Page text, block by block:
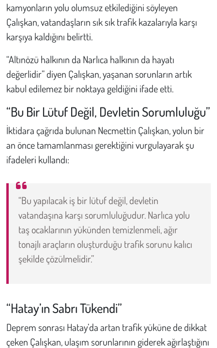
kamyonların yolu olumsuz etkilediğini söyleyen
Çalışkan, vatandaşların sık sık trafik kazalarıyla karşı
karşıya kaldığını belirtti.
“Altınözü halkının da Narlıca halkının da hayatı
değerlidir” diyen Çalışkan, yaşanan sorunların artık
kabul edilemez bir noktaya geldiğini ifade etti.
“Bu Bir Lütuf Değil, Devletin Sorumluluğu”
İktidara çağrıda bulunan Necmettin Çalışkan, yolun bir
an önce tamamlanması gerektiğini vurgulayarak şu
ifadeleri kullandı:
“Bu yapılacak iş bir lütuf değil, devletin
vatandaşına karşı sorumluluğudur. Narlıca yolu
taş ocaklarının yükünden temizlenmeli, ağır
tonajlı araçların oluşturduğu trafik sorunu kalıcı
şekilde çözülmelidir.”
“Hatay’ın Sabrı Tükendi”
Deprem sonrası Hatay’da artan trafik yüküne de dikkat
çeken Çalışkan, ulaşım sorunlarının giderek ağırlaştığını